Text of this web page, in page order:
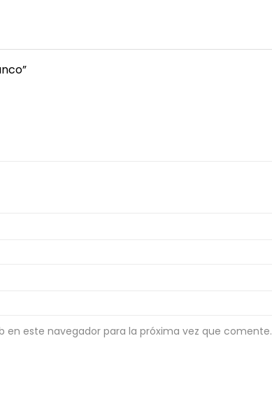
en este navegador para la próxima vez que comente.